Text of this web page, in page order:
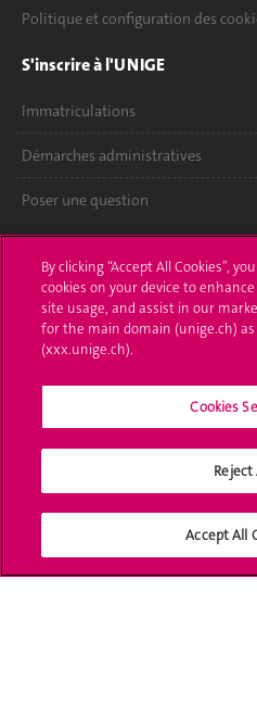
Politique et configuration des
S'inscrire à l'UNIGE
Immatriculations
Démarches administratives
Poser une question
UNIGE Mobile
Médias
Offres d'emploi
Bibliothèque
Médias sociaux UNIGE
By clicking “Accept All Cookies”,
cookies on your device to
site usage, and assist in our
for the main domain (unige.ch)
(xxx.unige.ch).
Cookies
Reject
Accept All